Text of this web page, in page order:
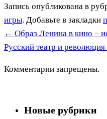
Запись опубликована в
игры. Добавьте в закладки
← Образ Ленина в кино –
Русский театр и
Комментарии запрещены.
Новые рубрики